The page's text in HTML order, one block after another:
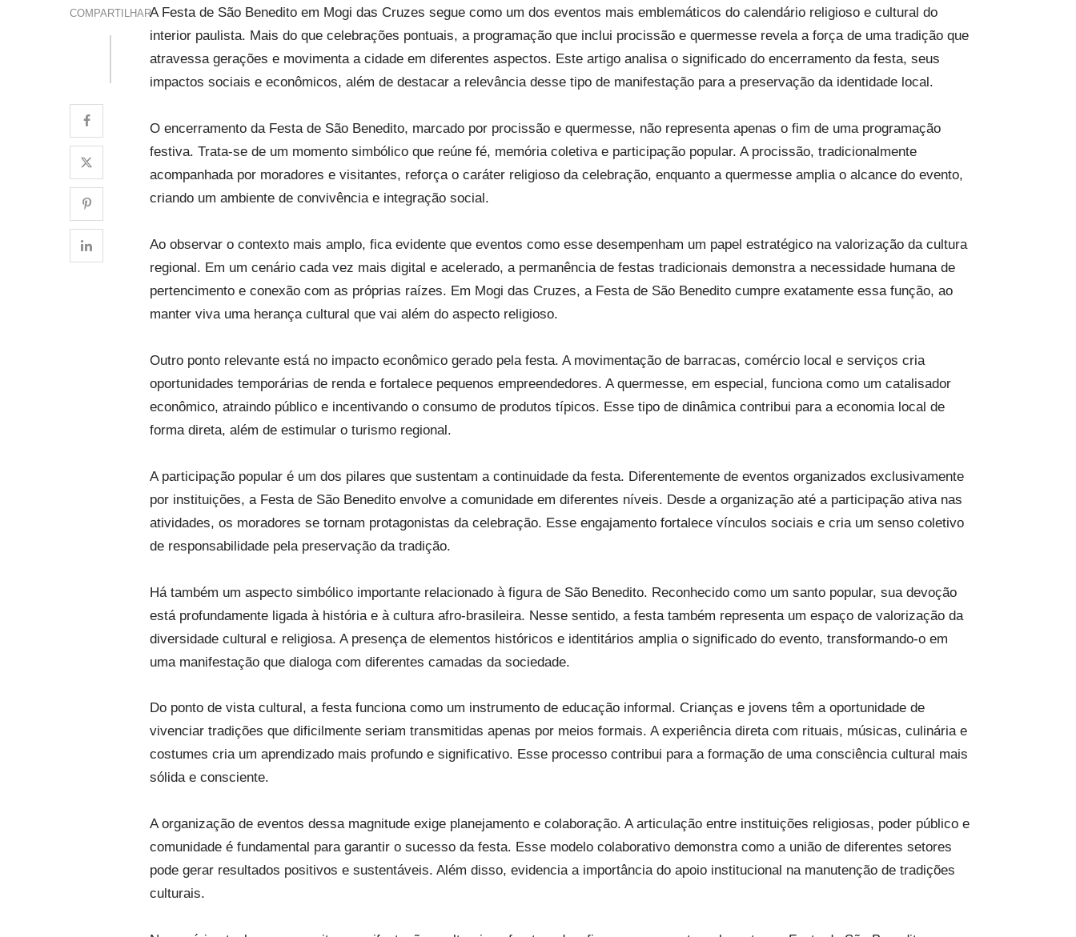
COMPARTILHARA Festa de São Benedito em Mogi das Cruzes segue como um dos eventos mais emblemáticos do calendário religioso e cultural do
interior paulista. Mais do que celebrações pontuais, a programação que inclui procissão e quermesse revela a força de uma tradição que
atravessa gerações e movimenta a cidade em diferentes aspectos. Este artigo analisa o significado do encerramento da festa, seus
impactos sociais e econômicos, além de destacar a relevância desse tipo de manifestação para a preservação da identidade local.
O encerramento da Festa de São Benedito, marcado por procissão e quermesse, não representa apenas o fim de uma programação
festiva. Trata-se de um momento simbólico que reúne fé, memória coletiva e participação popular. A procissão, tradicionalmente
acompanhada por moradores e visitantes, reforça o caráter religioso da celebração, enquanto a quermesse amplia o alcance do evento,
criando um ambiente de convivência e integração social.
Ao observar o contexto mais amplo, fica evidente que eventos como esse desempenham um papel estratégico na valorização da cultura
regional. Em um cenário cada vez mais digital e acelerado, a permanência de festas tradicionais demonstra a necessidade humana de
pertencimento e conexão com as próprias raízes. Em Mogi das Cruzes, a Festa de São Benedito cumpre exatamente essa função, ao
manter viva uma herança cultural que vai além do aspecto religioso.
Outro ponto relevante está no impacto econômico gerado pela festa. A movimentação de barracas, comércio local e serviços cria
oportunidades temporárias de renda e fortalece pequenos empreendedores. A quermesse, em especial, funciona como um catalisador
econômico, atraindo público e incentivando o consumo de produtos típicos. Esse tipo de dinâmica contribui para a economia local de
forma direta, além de estimular o turismo regional.
A participação popular é um dos pilares que sustentam a continuidade da festa. Diferentemente de eventos organizados exclusivamente
por instituições, a Festa de São Benedito envolve a comunidade em diferentes níveis. Desde a organização até a participação ativa nas
atividades, os moradores se tornam protagonistas da celebração. Esse engajamento fortalece vínculos sociais e cria um senso coletivo
de responsabilidade pela preservação da tradição.
Há também um aspecto simbólico importante relacionado à figura de São Benedito. Reconhecido como um santo popular, sua devoção
está profundamente ligada à história e à cultura afro-brasileira. Nesse sentido, a festa também representa um espaço de valorização da
diversidade cultural e religiosa. A presença de elementos históricos e identitários amplia o significado do evento, transformando-o em
uma manifestação que dialoga com diferentes camadas da sociedade.
Do ponto de vista cultural, a festa funciona como um instrumento de educação informal. Crianças e jovens têm a oportunidade de
vivenciar tradições que dificilmente seriam transmitidas apenas por meios formais. A experiência direta com rituais, músicas, culinária e
costumes cria um aprendizado mais profundo e significativo. Esse processo contribui para a formação de uma consciência cultural mais
sólida e consciente.
A organização de eventos dessa magnitude exige planejamento e colaboração. A articulação entre instituições religiosas, poder público e
comunidade é fundamental para garantir o sucesso da festa. Esse modelo colaborativo demonstra como a união de diferentes setores
pode gerar resultados positivos e sustentáveis. Além disso, evidencia a importância do apoio institucional na manutenção de tradições
culturais.